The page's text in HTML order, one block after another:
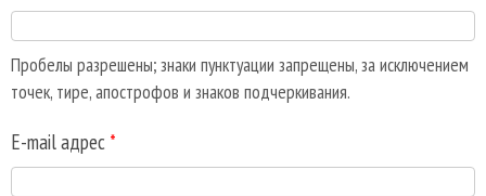
Пробелы разрешены; знаки пунктуации запрещены, за исключением
точек, тире, апострофов и знаков подчеркивания.
E-mail адрес *